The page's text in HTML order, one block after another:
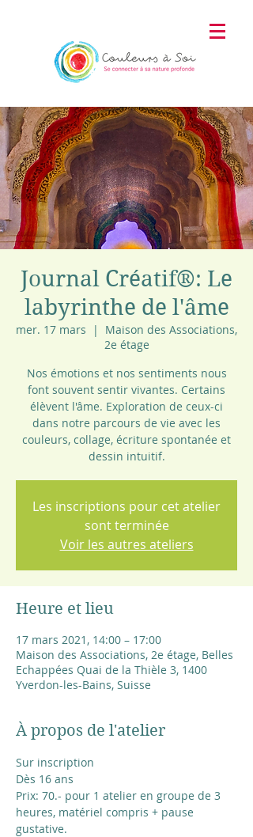
Journal Créatif®: Le
labyrinthe de l'âme
mer. 17 mars
  |
Maison des Associations,
2e étage
Nos émotions et nos sentiments nous
font souvent sentir vivantes. Certains
élèvent l'âme. Exploration de ceux-ci
dans notre parcours de vie avec les
couleurs, collage, écriture spontanée et
dessin intuitif.
Les inscriptions pour cet atelier
sont terminée
Voir les autres ateliers
Heure et lieu
17 mars 2021, 14:00 – 17:00
Maison des Associations, 2e étage, Belles
Echappées Quai de la Thièle 3, 1400
Yverdon-les-Bains, Suisse
À propos de l'atelier
Sur inscription
Dès 16 ans
Prix: 70.- pour 1 atelier en groupe de 3
heures, matériel compris + pause
gustative.